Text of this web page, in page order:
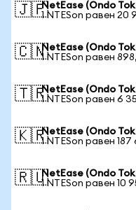
🇯🇵NetEase (Ondo
1 NTESon равен 20
🇨🇳NetEase (Ondo
1 NTESon равен
🇹🇷NetEase (Ondo
1 NTESon равен 6
🇰🇷NetEase (Ondo
1 NTESon равен
🇷🇺NetEase (Ondo
1 NTESon равен 10